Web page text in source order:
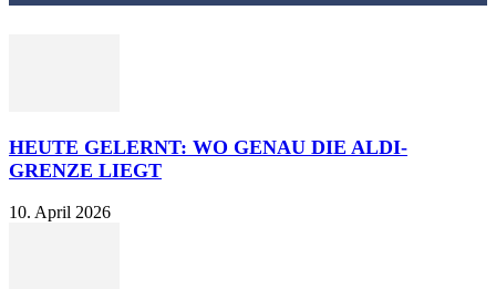
HEUTE GELERNT: WO GENAU DIE ALDI-
GRENZE LIEGT
10. April 2026